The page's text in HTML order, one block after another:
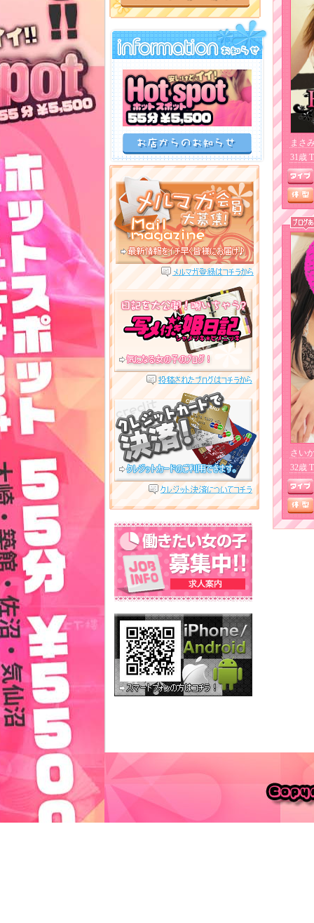
まさ
31歳
さい
32歳